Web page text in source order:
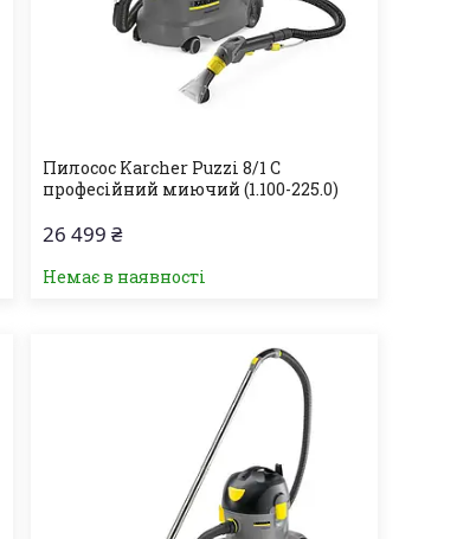
Пилосос Karcher Puzzi 8/1 C
професійний миючий (1.100-225.0)
26 499 ₴
Немає в наявності